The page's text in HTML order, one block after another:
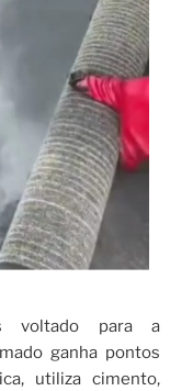
voltado para a
ganha pontos
utiliza cimento,